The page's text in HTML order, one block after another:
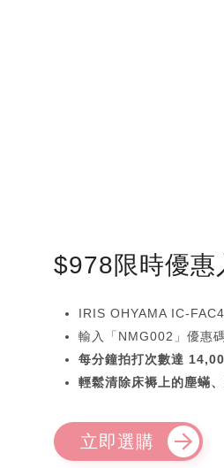
$978限時優惠
IRIS OHYAMA IC-
輸入「NMG002」優惠
每分鐘拍打次數達
輕鬆清除床褥上的塵蟎
立即選購